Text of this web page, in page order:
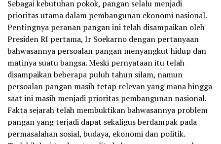
Sebagai kebutuhan pokok, pangan selalu menjadi
prioritas utama dalam pembangunan ekonomi nasional.
Pentingnya peranan pangan ini telah disampaikan oleh
Presiden RI pertama, Ir Soekarno dengan pertanyaan
bahwasannya persoalan pangan menyangkut hidup dan
matinya suatu bangsa. Meski pernyataan itu telah
disampaikan beberapa puluh tahun silam, namun
persoalan pangan masih tetap relevan yang mana hingga
saat ini masih menjadi prioritas pembangunan nasional.
Fakta sejarah telah membuktikan bahwasannya problem
pangan yang terjadi dapat sekaligus berdampak pada
permasalahan sosial, budaya, ekonomi dan politik.